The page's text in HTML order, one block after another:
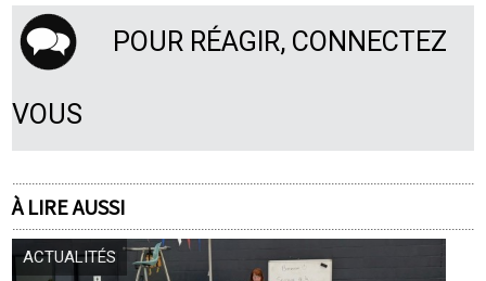
POUR RÉAGIR, CONNECTEZ
VOUS
À LIRE AUSSI
ACTUALITÉS